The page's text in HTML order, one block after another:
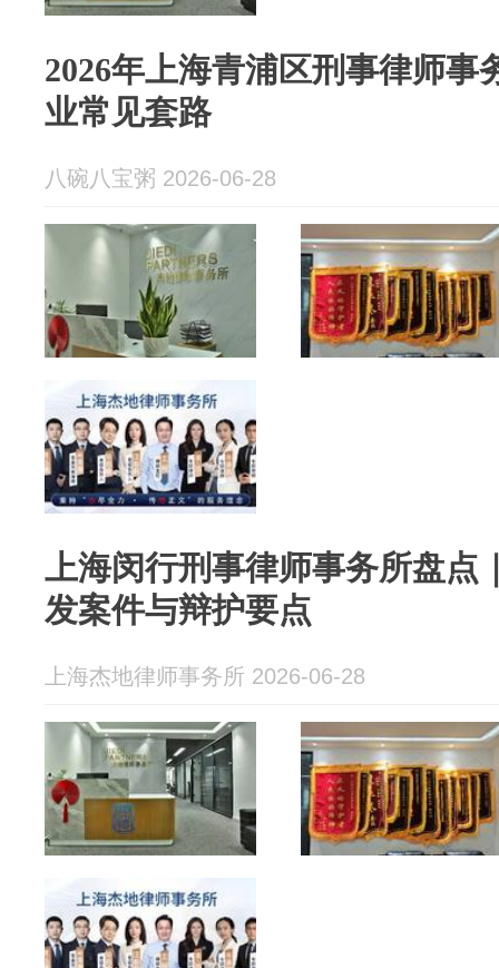
2026年上海青浦区刑事律师事
业常见套路
八碗八宝粥 2026-06-28
上海闵行刑事律师事务所盘点
发案件与辩护要点
上海杰地律师事务所 2026-06-28